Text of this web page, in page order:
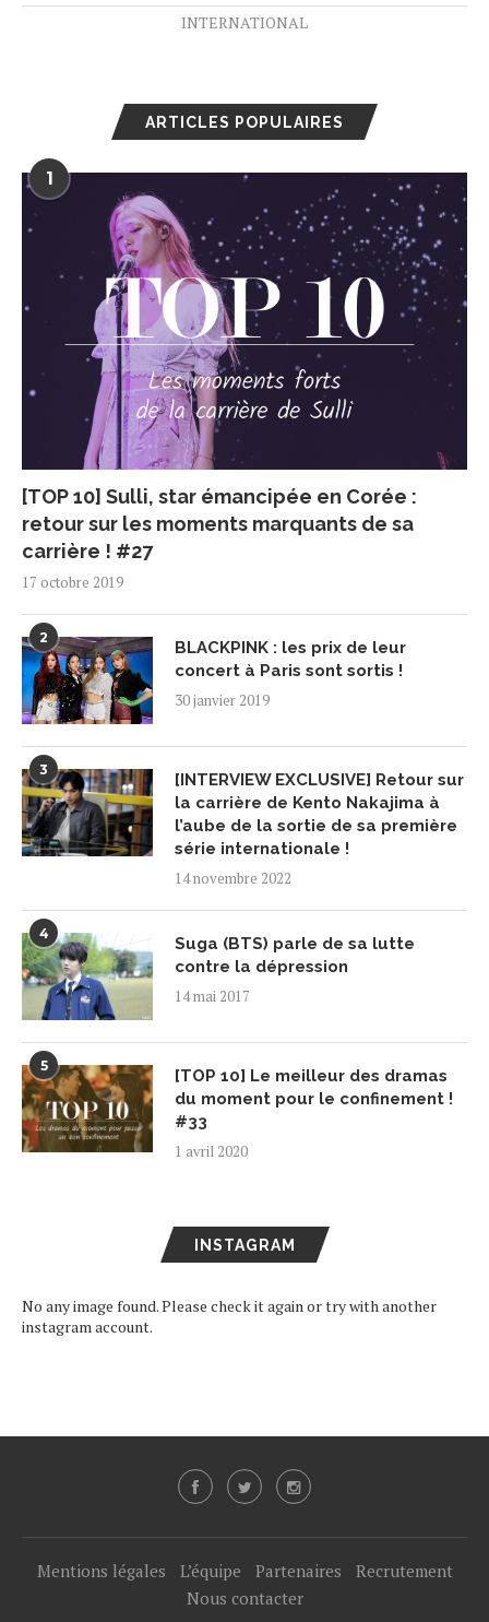
INTERNATIONAL
ARTICLES POPULAIRES
1
[TOP 10] Sulli, star émancipée en Corée :
retour sur les moments marquants de sa
carrière ! #27
17 octobre 2019
2
BLACKPINK : les prix de leur
concert à Paris sont sortis !
30 janvier 2019
3
[INTERVIEW EXCLUSIVE] Retour sur
la carrière de Kento Nakajima à
l’aube de la sortie de sa première
série internationale !
14 novembre 2022
4
Suga (BTS) parle de sa lutte
contre la dépression
14 mai 2017
5
[TOP 10] Le meilleur des dramas
du moment pour le confinement !
#33
1 avril 2020
INSTAGRAM
No any image found. Please check it again or try with another
instagram account.
Mentions légales L’équipe Partenaires
Recrutement
Nous contacter